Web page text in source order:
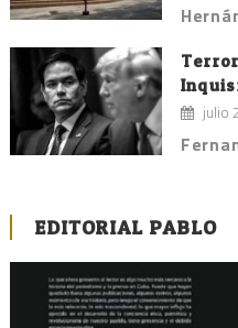
julio
EDITORIAL PABLO